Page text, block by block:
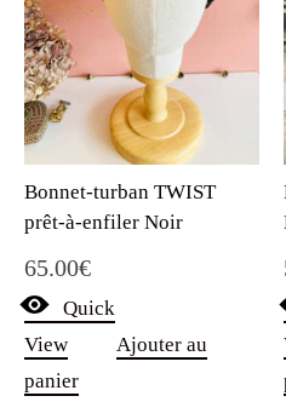
Bonnet-turban TWIST
prêt-à-enfiler Noir
65.00€
Quick
View
Ajouter au
panier